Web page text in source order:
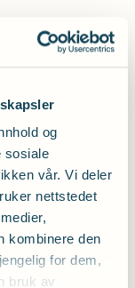
og
sosiale
vår. Vi deler
nettstedet
kombinere den
for dem,
bruk av
i
25 %
private
% rabattom
Tryg.